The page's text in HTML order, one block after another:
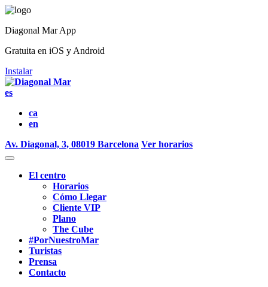
Diagonal Mar App
Gratuita en iOS y Android
Instalar
es
ca
en
Av. Diagonal, 3, 08019 Barcelona Ver horarios
El centro
Horarios
Cómo Llegar
Cliente VIP
Plano
The Cube
#PorNuestroMar
Turistas
Prensa
Contacto